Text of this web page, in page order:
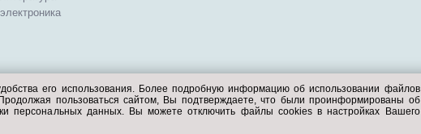
его использования. Более подробную информацию об использовании файлов
пользоваться сайтом, Вы подтверждаете, что были проинформированы об
персональных данных. Вы можете отключить файлы cookies в настройках Вашего